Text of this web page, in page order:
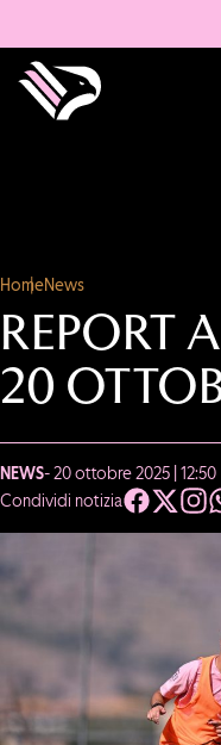
HomeNews
REPORT
20
NEWS- 20 ottobre 2025 | 12:50
Condividi notizia